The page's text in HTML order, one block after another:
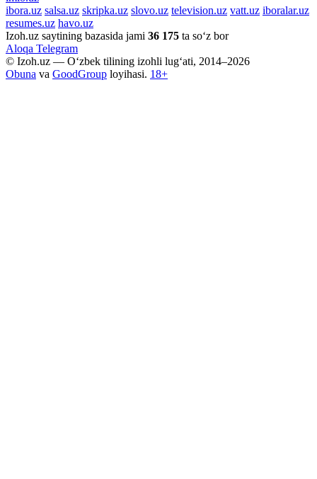
ibora.uz salsa.uz skripka.uz slovo.uz television.uz vatt.uz iboralar.uz
resumes.uz havo.uz
Izoh.uz saytining bazasida jami 36 175 ta so‘z bor
Aloqa Telegram
© Izoh.uz — O‘zbek tilining izohli lug‘ati, 2014–2026
Obuna va GoodGroup loyihasi. 18+